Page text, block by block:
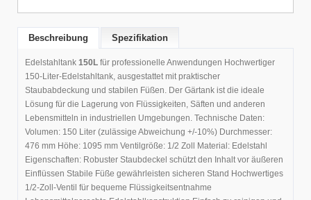
Beschreibung Spezifikation
Edelstahltank 150L für professionelle Anwendungen Hochwertiger
150-Liter-Edelstahltank, ausgestattet mit praktischer
Staubabdeckung und stabilen Füßen. Der Gärtank ist die ideale
Lösung für die Lagerung von Flüssigkeiten, Säften und anderen
Lebensmitteln in industriellen Umgebungen. Technische Daten:
Volumen: 150 Liter (zulässige Abweichung +/-10%) Durchmesser:
476 mm Höhe: 1095 mm Ventilgröße: 1/2 Zoll Material: Edelstahl
Eigenschaften: Robuster Staubdeckel schützt den Inhalt vor äußeren
Einflüssen Stabile Füße gewährleisten sicheren Stand Hochwertiges
1/2-Zoll-Ventil für bequeme Flüssigkeitsentnahme